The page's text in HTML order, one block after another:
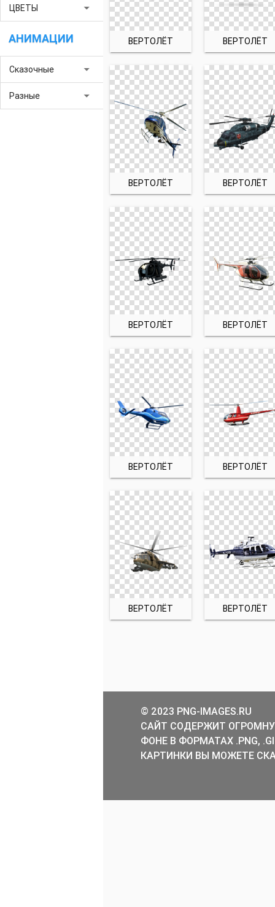
ЦВЕТЫ arrow_drop_down
АНИМАЦИИ
Сказочные arrow_drop_down
Разные arrow_drop_down
ВЕРТОЛЁТ ВЕРТОЛЁТ
ВЕРТОЛЁТ ВЕРТОЛЁТ
ВЕРТОЛЁТ ВЕРТОЛЁТ
ВЕРТОЛЁТ ВЕРТОЛЁТ
ВЕРТОЛЁТ ВЕРТОЛЁТ
© 2023 PNG-IMAGES.RU
САЙТ СОДЕРЖИТ
ФОНЕ В ФОРМАТАХ .PNG,
КАРТИНКИ ВЫ МОЖЕТЕ